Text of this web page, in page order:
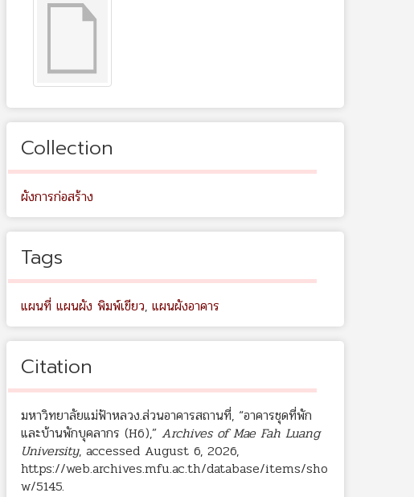
Collection
ผังการก่อสร้าง
Tags
แผนที่ แผนผัง พิมพ์เขียว, แผนผังอาคาร
Citation
มหาวิทยาลัยแม่ฟ้าหลวง.ส่วนอาคารสถานที่, “อาคารชุดที่พัก
และบ้านพักบุคลากร (H6),” Archives of Mae Fah Luang
University, accessed August 6, 2026,
https://web.archives.mfu.ac.th/database/items/sho
w/5145.